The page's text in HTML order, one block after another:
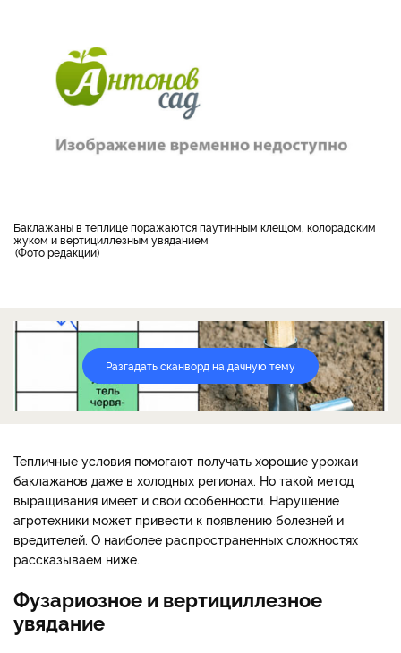
Баклажаны в теплице поражаются паутинным клещом, колорадским
жуком и вертициллезным увяданием
Фото редакции
Разгадать сканворд на дачную тему
Тепличные условия помогают получать хорошие урожаи
баклажанов даже в холодных регионах. Но такой метод
выращивания имеет и свои особенности. Нарушение
агротехники может привести к появлению болезней и
вредителей. О наиболее распространенных сложностях
рассказываем ниже.
Фузариозное и вертициллезное
увядание